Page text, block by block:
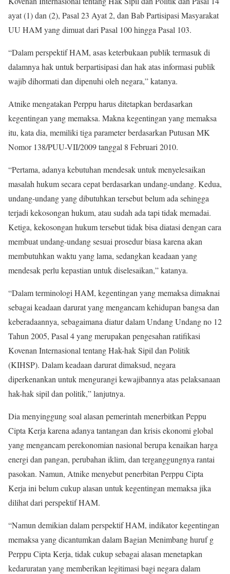
ayat (1) dan (2), Pasal 23 Ayat 2, dan Bab Partisipasi Masyarakat
UU HAM yang dimuat dari Pasal 100 hingga Pasal 103.
“Dalam perspektif HAM, asas keterbukaan publik termasuk di
dalamnya hak untuk berpartisipasi dan hak atas informasi publik
wajib dihormati dan dipenuhi oleh negara,” katanya.
Atnike mengatakan Perppu harus ditetapkan berdasarkan
kegentingan yang memaksa. Makna kegentingan yang memaksa
itu, kata dia, memiliki tiga parameter berdasarkan Putusan MK
Nomor 138/PUU-VII/2009 tanggal 8 Februari 2010.
“Pertama, adanya kebutuhan mendesak untuk menyelesaikan
masalah hukum secara cepat berdasarkan undang-undang. Kedua,
undang-undang yang dibutuhkan tersebut belum ada sehingga
terjadi kekosongan hukum, atau sudah ada tapi tidak memadai.
Ketiga, kekosongan hukum tersebut tidak bisa diatasi dengan cara
membuat undang-undang sesuai prosedur biasa karena akan
membutuhkan waktu yang lama, sedangkan keadaan yang
mendesak perlu kepastian untuk diselesaikan,” katanya.
“Dalam terminologi HAM, kegentingan yang memaksa dimaknai
sebagai keadaan darurat yang mengancam kehidupan bangsa dan
keberadaannya, sebagaimana diatur dalam Undang Undang no 12
Tahun 2005, Pasal 4 yang merupakan pengesahan ratifikasi
Kovenan Internasional tentang Hak-hak Sipil dan Politik
(KIHSP). Dalam keadaan darurat dimaksud, negara
diperkenankan untuk mengurangi kewajibannya atas pelaksanaan
hak-hak sipil dan politik,” lanjutnya.
Dia menyinggung soal alasan pemerintah menerbitkan Peppu
Cipta Kerja karena adanya tantangan dan krisis ekonomi global
yang mengancam perekonomian nasional berupa kenaikan harga
energi dan pangan, perubahan iklim, dan terganggungnya rantai
pasokan. Namun, Atnike menyebut penerbitan Perppu Cipta
Kerja ini belum cukup alasan untuk kegentingan memaksa jika
dilihat dari perspektif HAM.
“Namun demikian dalam perspektif HAM, indikator kegentingan
memaksa yang dicantumkan dalam Bagian Menimbang huruf g
Perppu Cipta Kerja, tidak cukup sebagai alasan menetapkan
kedaruratan yang memberikan legitimasi bagi negara dalam